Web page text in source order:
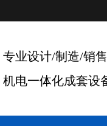
专业设计/制造/销
机电一体化成套设